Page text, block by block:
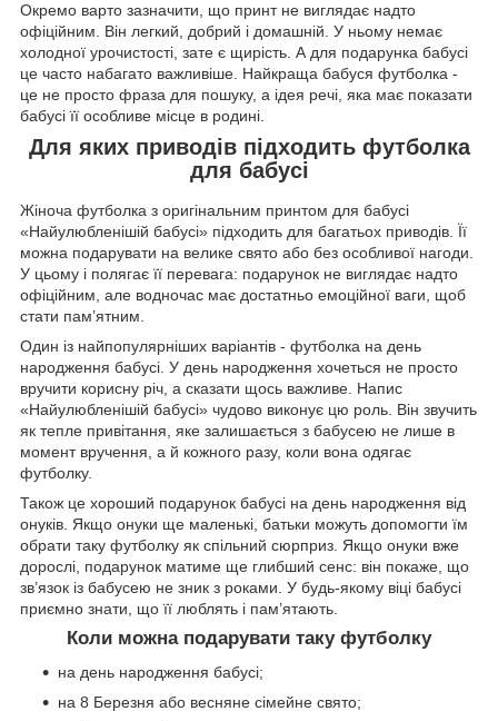
Окремо варто зазначити, що принт не виглядає надто
офіційним. Він легкий, добрий і домашній. У ньому немає
холодної урочистості, зате є щирість. А для подарунка бабусі
це часто набагато важливіше. Найкраща бабуся футболка -
це не просто фраза для пошуку, а ідея речі, яка має показати
бабусі її особливе місце в родині.
Для яких приводів підходить футболка
для бабусі
Жіноча футболка з оригінальним принтом для бабусі
«Найулюбленішій бабусі» підходить для багатьох приводів. Її
можна подарувати на велике свято або без особливої нагоди.
У цьому і полягає її перевага: подарунок не виглядає надто
офіційним, але водночас має достатньо емоційної ваги, щоб
стати пам’ятним.
Один із найпопулярніших варіантів - футболка на день
народження бабусі. У день народження хочеться не просто
вручити корисну річ, а сказати щось важливе. Напис
«Найулюбленішій бабусі» чудово виконує цю роль. Він звучить
як тепле привітання, яке залишається з бабусею не лише в
момент вручення, а й кожного разу, коли вона одягає
футболку.
Також це хороший подарунок бабусі на день народження від
онуків. Якщо онуки ще маленькі, батьки можуть допомогти їм
обрати таку футболку як спільний сюрприз. Якщо онуки вже
дорослі, подарунок матиме ще глибший сенс: він покаже, що
зв’язок із бабусею не зник з роками. У будь-якому віці бабусі
приємно знати, що її люблять і пам’ятають.
Коли можна подарувати таку футболку
на день народження бабусі;
на 8 Березня або весняне сімейне свято;